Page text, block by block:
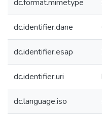
dc.format.mimetype
dc.identifier.dane
dc.identifier.esap
dc.identifier.uri
dc.language.iso